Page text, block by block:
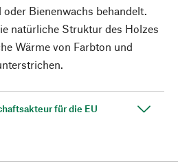
Bienenwachs behandelt.
natürliche Struktur des Holzes
Wärme von Farbton und
für die EU